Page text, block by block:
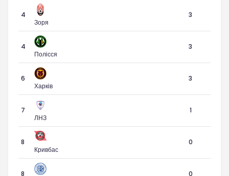
4
Зоря
3
4
Полісся
3
6
Харків
3
7
ЛНЗ
1
8
Кривбас
0
8
0